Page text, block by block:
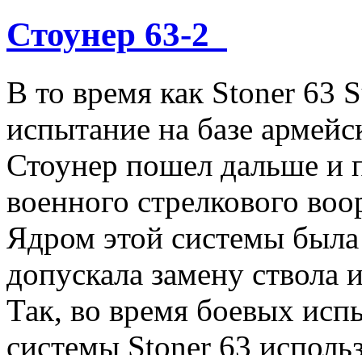
Стоунер 63-2
В то время как Stoner 63
испытание на базе
Стоунер пошел дальше и
военного стрелкового
Ядром этой системы была
допускала замену ствола
Так, во время боевых
системы Stoner 63